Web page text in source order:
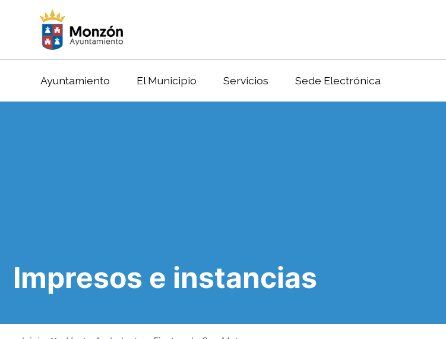
Ayuntamiento El Municipio Servicios Sede Electrónica
Impresos e instancias